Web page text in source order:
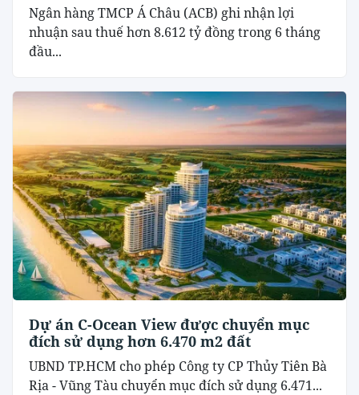
Ngân hàng TMCP Á Châu (ACB) ghi nhận lợi
nhuận sau thuế hơn 8.612 tỷ đồng trong 6 tháng
đầu...
Dự án C-Ocean View được chuyển mục
đích sử dụng hơn 6.470 m2 đất
UBND TP.HCM cho phép Công ty CP Thủy Tiên Bà
Rịa - Vũng Tàu chuyển mục đích sử dụng 6.471...